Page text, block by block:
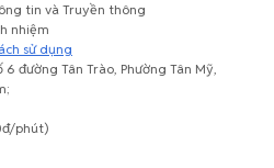
tin và Truyền thông
nhiệm
sử dụng
6 đường Tân Trào, Phường Tân Mỹ,
phút)